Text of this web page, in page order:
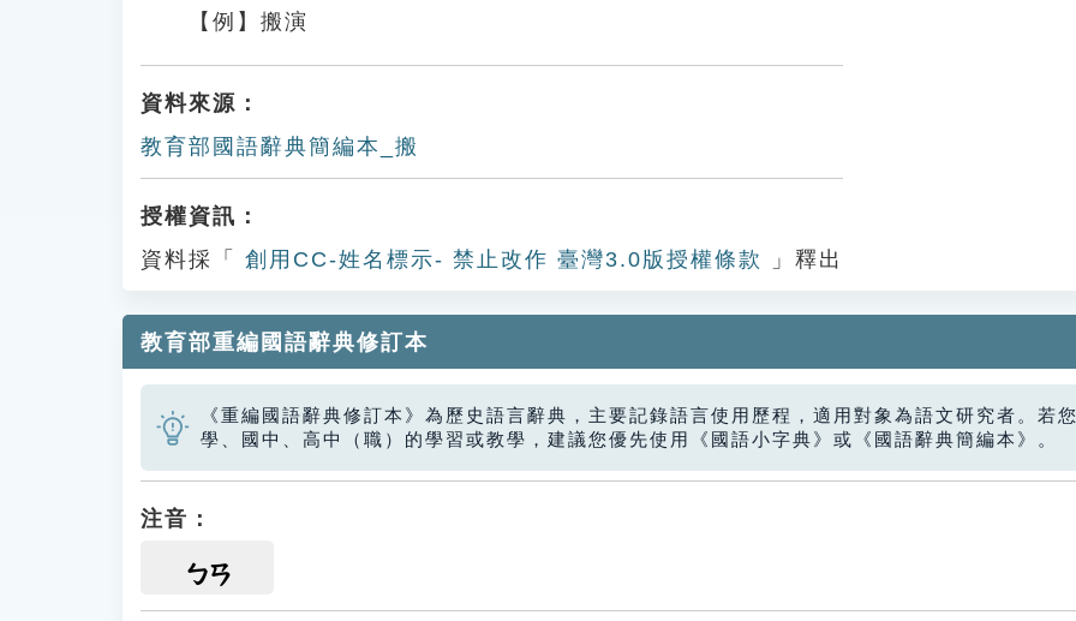
【例】搬演
資料來源：
教育部國語辭典簡編本_搬
授權資訊：
資料採「
創用CC-姓名標示- 禁止改作 臺灣3.0版授權條款 」釋出
教育部重編國語辭典修訂本
《重編國語辭典修訂本》為歷史語言辭典，主要記錄語言使用歷程，適用對象為語文研究者。若
學、國中、高中（職）的學習或教學，建議您優先使用《國語小字典》或《國語辭典簡編本》。
注音：
ㄅㄢ